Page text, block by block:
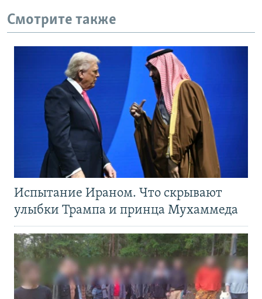
Смотрите также
Испытание Ираном. Что скрывают
улыбки Трампа и принца Мухаммеда